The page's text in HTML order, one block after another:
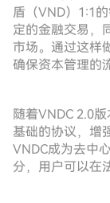
盾（VND）1:1
定的金融交易，
市场。通过这样
确保资本管理的
随着VNDC 2.0
基础的协议，增
VNDC成为去中
分，用户可以在